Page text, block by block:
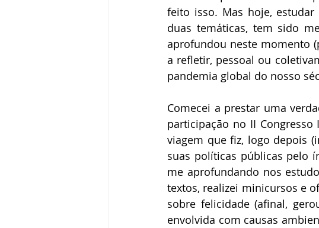
Zeca Sampaio Política Frederico Arzolla
Victor Farjalla Flavia D'urso Frank
feito isso. Mas hoje,
duas temáticas, tem sido
aprofundou neste momento
a refletir, pessoal ou
pandemia global do nosso
Comecei a prestar uma
participação no II
viagem que fiz, logo depois
suas políticas públicas pelo
me aprofundando nos
textos, realizei minicursos e
sobre felicidade (afinal,
envolvida com causas